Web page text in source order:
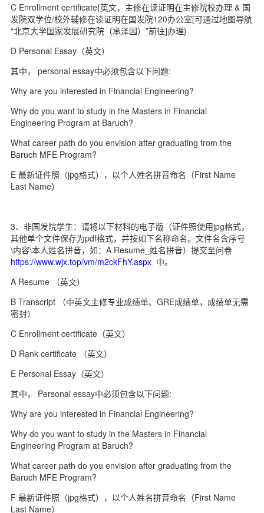
C Enrollment certificate{英文，主修在读证明在主修院校办理 & 国
发院双学位/校外辅修在读证明在国发院120办公室[可通过地图导航
“北京大学国家发展研究院（承泽园）”前往]办理}
D Personal Essay（英文）
其中， personal essay中必须包含以下问题:
Why are you interested in Financial Engineering?
Why do you want to study in the Masters in Financial
Engineering Program at Baruch?
What career path do you envision after graduating from the
Baruch MFE Program?
E 最新证件照（jpg格式），以个人姓名拼音命名（First Name
Last Name）
3、非国发院学生：请将以下材料的电子版（证件照使用jpg格式，
其他单个文件保存为pdf格式，并按如下名称命名。文件名含序号
\内容\本人姓名拼音，如：A Resume_姓名拼音）提交至问卷
https://www.wjx.top/vm/m2ckFhY.aspx 中。
A Resume （英文）
B Transcript （中英文主修专业成绩单、GRE成绩单，成绩单无需
密封）
C Enrollment certificate（英文）
D Rank certificate （英文）
E Personal Essay（英文）
其中， Personal essay中必须包含以下问题:
Why are you interested in Financial Engineering?
Why do you want to study in the Masters in Financial
Engineering Program at Baruch?
What career path do you envision after graduating from the
Baruch MFE Program?
F 最新证件照（jpg格式），以个人姓名拼音命名（First Name
Last Name）